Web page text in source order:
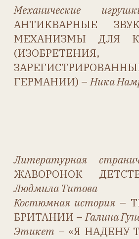
Белянину, Елену Вервицкую,
Елену Власову, Галину Гунем,
Нику Намр, Надежду Спирину,
Людмилу Титову, Татьяну
Шайн, Светлану Юголайнину.
А также тех, кто помог
информацией,
фотоматериалами и другим